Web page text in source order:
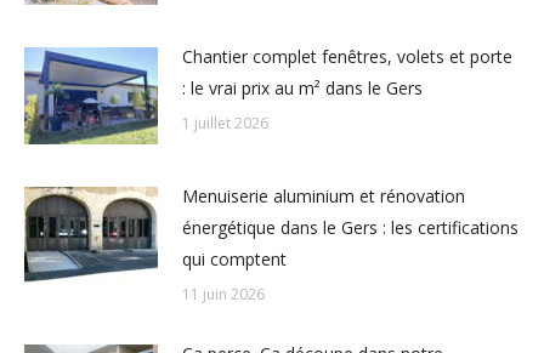
Chantier complet fenêtres, volets et porte
: le vrai prix au m² dans le Gers
1 juillet 2026
Menuiserie aluminium et rénovation
énergétique dans le Gers : les certifications
qui comptent
11 juin 2026